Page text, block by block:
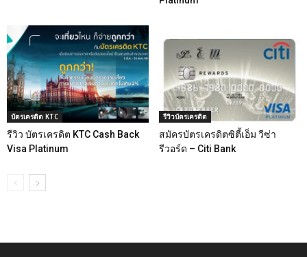
บัตรเครดิต KTC
รีวิว บัตรเครดิต KTC Cash Back
Visa Platinum
รีวิวบัตรเครดิต
สมัครบัตรเครดิตซิตี้เอ็ม วีซ่า
รีวอร์ด – Citi Bank